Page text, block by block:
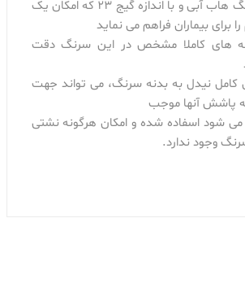
سرنگ لوئراک با رنگ هاب آبی و با اندازه گیج 23 که امکان یک
برای بیماران فراهم می نماید
های کاملا مشخص در این سرنگ دقت
نیدل به بدنه سرنگ، می تواند جهت
پاشش آنها موجب
شود اسفاده شده و امکان هرگونه نشتی
وجود ندارد.